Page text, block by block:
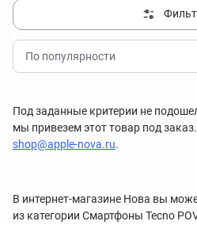
По популярности
Под заданные критерии не
мы привезем этот товар под заказ.
shop@apple-nova.ru.
В интернет-магазине Нова вы
из категории Смартфоны Tecno